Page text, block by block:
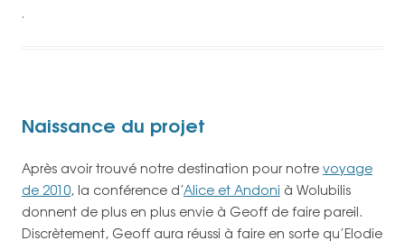
.
Naissance du projet
Après avoir trouvé notre destination pour notre voyage
de 2010, la conférence d’Alice et Andoni à Wolubilis
donnent de plus en plus envie à Geoff de faire pareil.
Discrètement, Geoff aura réussi à faire en sorte qu’Elodie